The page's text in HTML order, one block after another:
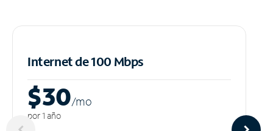
Internet de 100 Mbps
$30/mo
por 1 año